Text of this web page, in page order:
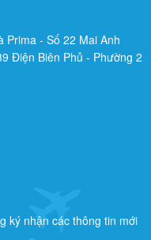
Prima - Số 22 Mai Anh
Điện Biên Phủ - Phường 2
ký nhận các thông tin mới